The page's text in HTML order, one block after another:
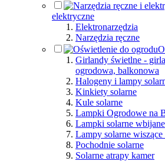
elektryczne
Elektronarzędzia
Narzędzia ręczne
Girlandy świetlne -
ogrodowa, balkonowa
Halogeny i lampy
Kinkiety solarne
Kule solarne
Lampki Ogrodowe na
Lampki solarne wbijane
Lampy solarne wiszące
Pochodnie solarne
Solarne atrapy kamer